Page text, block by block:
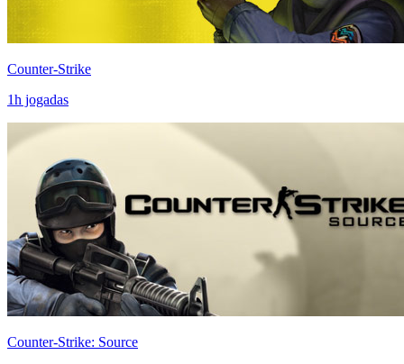
Counter-Strike
1h jogadas
Counter-Strike: Source